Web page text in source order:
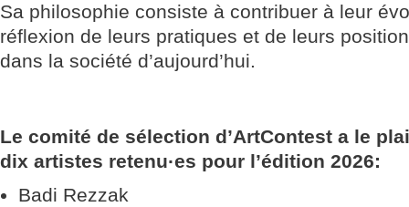
Sa philosophie consiste à contribuer à leur
réflexion de leurs pratiques et de leurs
dans la société d’aujourd’hui.
Le comité de sélection d’ArtContest a le
dix artistes retenu·es pour l’édition 2026:
Badi Rezzak